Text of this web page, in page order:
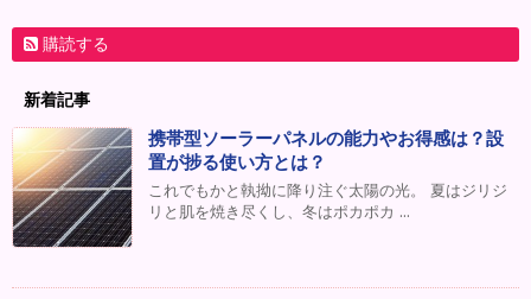
購読する
新着記事
携帯型ソーラーパネルの能力やお得感は？設
置が捗る使い方とは？
これでもかと執拗に降り注ぐ太陽の光。 夏はジリジ
リと肌を焼き尽くし、冬はポカポカ ...